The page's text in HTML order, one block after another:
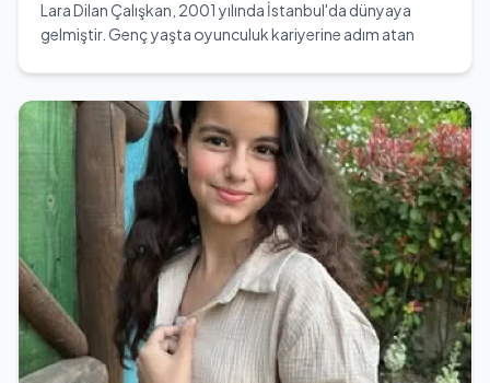
kariyerindeki gelişmeleri merakla beklenmektedir.
Lara Dilan Çalışkan, 2001 yılında İstanbul'da dünyaya
gelmiştir. Genç yaşta oyunculuk kariyerine adım atan
aşkı Merve'nin arkadaşı olan Lara karakterini
canlandırmaktadır. Oyunculuk yeteneği ile dikkat çeken
Lara, aynı zamanda tiyatro eğitimi almıştır. Katerina ve
Baltacı Mehmet Tiyatrosu'nda eğitim alarak sahne
deneyimini artırmıştır. Lara Dilan Çalışkan, İngilizce bilmesi
ile de öne çıkmaktadır. Sanatın farklı alanlarına olan ilgisi ile
dikkat çeken Lara, bale, masa tenisi, basketbol, gitar,
piyano ve voleybol gibi birçok aktivite ile yakından
ilgilenmektedir. Genç yaşına rağmen çok yönlü bir
yetenek olarak, hem sahne hem de spor alanında kendini
geliştirmeye devam etmektedir. Lara'nın oyunculuk
kariyeri, genç yaşta başlamış olmasına rağmen, izleyiciler